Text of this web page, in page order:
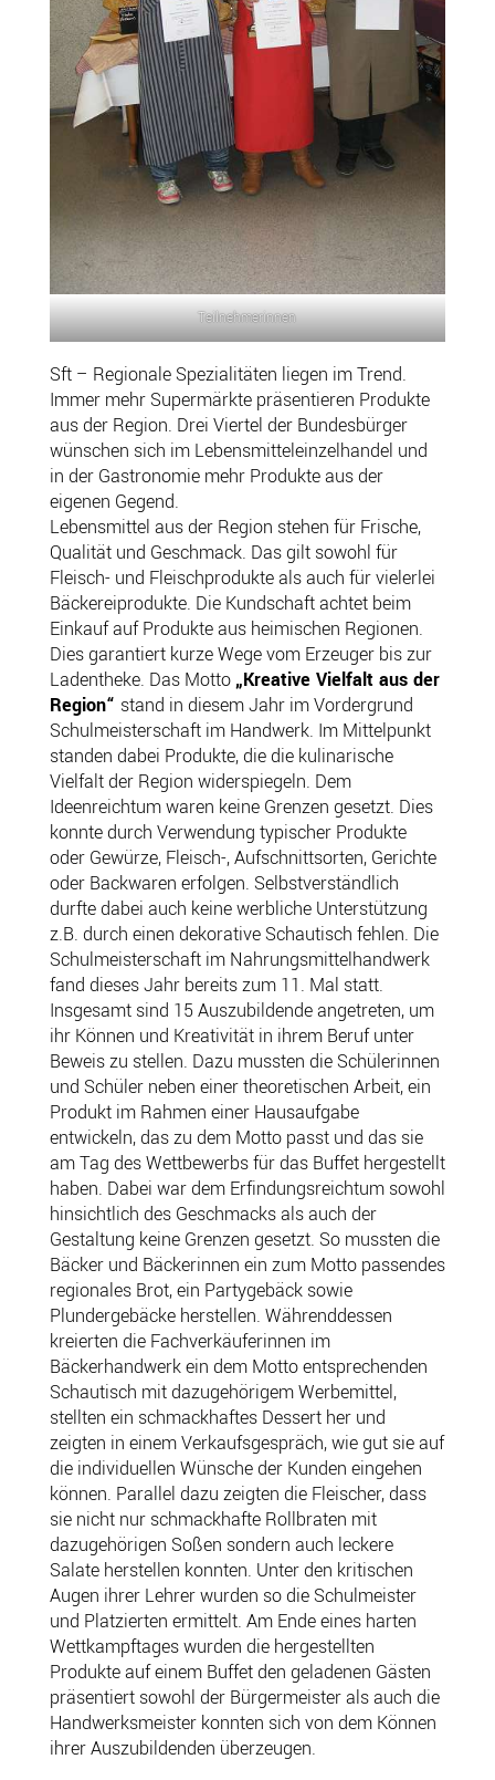
Teilnehmerinnen
Sft – Regionale Spezialitäten liegen im Trend.
Immer mehr Supermärkte präsentieren Produkte
aus der Region. Drei Viertel der Bundesbürger
wünschen sich im Lebensmitteleinzelhandel und
in der Gastronomie mehr Produkte aus der
eigenen Gegend.
Lebensmittel aus der Region stehen für Frische,
Qualität und Geschmack. Das gilt sowohl für
Fleisch- und Fleischprodukte als auch für vielerlei
Bäckereiprodukte. Die Kundschaft achtet beim
Einkauf auf Produkte aus heimischen Regionen.
Dies garantiert kurze Wege vom Erzeuger bis zur
Ladentheke. Das Motto „Kreative Vielfalt aus der
Region“ stand in diesem Jahr im Vordergrund
Schulmeisterschaft im Handwerk. Im Mittelpunkt
standen dabei Produkte, die die kulinarische
Vielfalt der Region widerspiegeln. Dem
Ideenreichtum waren keine Grenzen gesetzt. Dies
konnte durch Verwendung typischer Produkte
oder Gewürze, Fleisch-, Aufschnittsorten, Gerichte
oder Backwaren erfolgen. Selbstverständlich
durfte dabei auch keine werbliche Unterstützung
z.B. durch einen dekorative Schautisch fehlen. Die
Schulmeisterschaft im Nahrungsmittelhandwerk
fand dieses Jahr bereits zum 11. Mal statt.
Insgesamt sind 15 Auszubildende angetreten, um
ihr Können und Kreativität in ihrem Beruf unter
Beweis zu stellen. Dazu mussten die Schülerinnen
und Schüler neben einer theoretischen Arbeit, ein
Produkt im Rahmen einer Hausaufgabe
entwickeln, das zu dem Motto passt und das sie
am Tag des Wettbewerbs für das Buffet hergestellt
haben. Dabei war dem Erfindungsreichtum sowohl
hinsichtlich des Geschmacks als auch der
Gestaltung keine Grenzen gesetzt. So mussten die
Bäcker und Bäckerinnen ein zum Motto passendes
regionales Brot, ein Partygebäck sowie
Plundergebäcke herstellen. Währenddessen
kreierten die Fachverkäuferinnen im
Bäckerhandwerk ein dem Motto entsprechenden
Schautisch mit dazugehörigem Werbemittel,
stellten ein schmackhaftes Dessert her und
zeigten in einem Verkaufsgespräch, wie gut sie auf
die individuellen Wünsche der Kunden eingehen
können. Parallel dazu zeigten die Fleischer, dass
sie nicht nur schmackhafte Rollbraten mit
dazugehörigen Soßen sondern auch leckere
Salate herstellen konnten. Unter den kritischen
Augen ihrer Lehrer wurden so die Schulmeister
und Platzierten ermittelt. Am Ende eines harten
Wettkampftages wurden die hergestellten
Produkte auf einem Buffet den geladenen Gästen
präsentiert sowohl der Bürgermeister als auch die
Handwerksmeister konnten sich von dem Können
ihrer Auszubildenden überzeugen.